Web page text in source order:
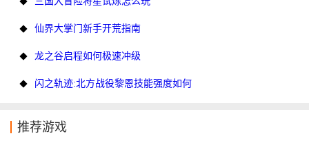
仙界大掌门新手开荒指南
龙之谷启程如何极速冲级
闪之轨迹:北方战役黎恩技能强度如何
推荐游戏